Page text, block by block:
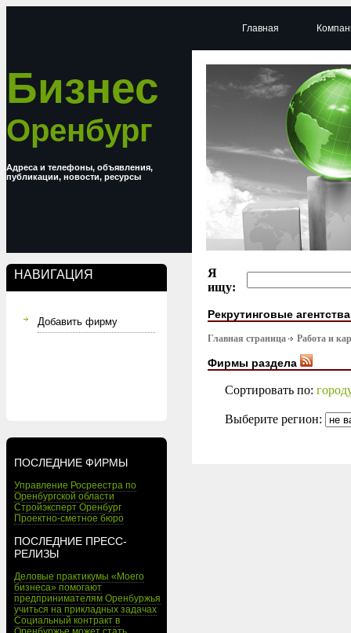
Бизнес
Оренбург
Адреса и телефоны, объявления,
публикации, новости, ресурсы
НАВИГАЦИЯ
Добавить фирму
ПОСЛЕДНИЕ ФИРМЫ
Управление Росреестра по
Оренбургской области
Стройэксперт Оренбург
Проектно-сметное бюро
ПОСЛЕДНИЕ ПРЕСС-
РЕЛИЗЫ
Деловые практикумы «Моего
бизнеса» помогают
предпринимателям Оренбуржья
учиться на прикладных задачах
Социальный контракт в
Главная
Я
ищу:
Рекрутинговые агентства
Главная страница Работа и
Фирмы раздела
Сортировать по:
Выберите регион: